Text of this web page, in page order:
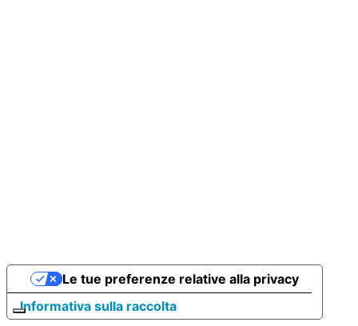
Informativa sulla raccolta
Le tue preferenze relative alla privacy